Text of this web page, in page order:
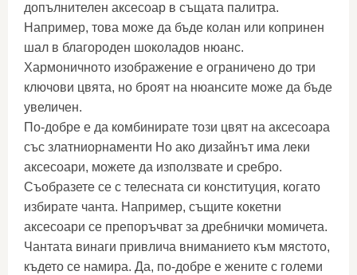
допълнителен аксесоар в същата палитра.
Например, това може да бъде колан или копринен
шал в благороден шоколадов нюанс.
Хармоничното изображение е ограничено до три
ключови цвята, но броят на нюансите може да бъде
увеличен.
По-добре е да комбинирате този цвят на аксесоара
със златниорнаменти Но ако дизайнът има леки
аксесоари, можете да използвате и сребро.
Съобразете се с телесната си конституция, когато
избирате чанта. Например, същите кокетни
аксесоари се препоръчват за дребнички момичета.
Чантата винаги привлича вниманието към мястото,
където се намира. Да, по-добре е жените с големи